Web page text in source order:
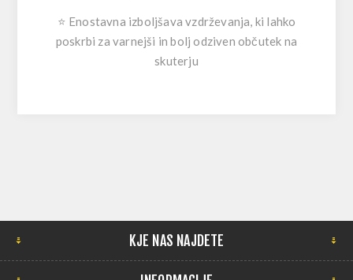
⭐ Enostavna izboljšava vzdrževanja, ki lahko
poskrbi za varnejši in bolj odziven občutek na
skuterju
KJE NAS NAJDETE